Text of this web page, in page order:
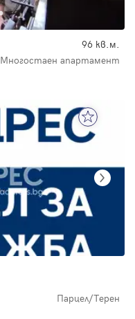
96 кв.м.
Многостаен апартамент
Парцел/Терен